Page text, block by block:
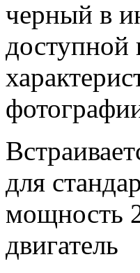
черный в
для
мощность
двигатель